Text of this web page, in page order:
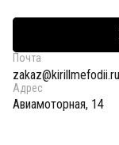
Почта
zakaz@kirillmefodii.ru
Адрес
Авиамоторная, 14